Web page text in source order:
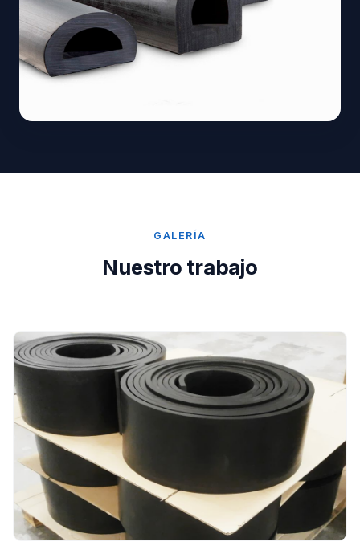
GALERÍA
Nuestro trabajo